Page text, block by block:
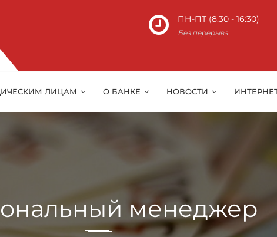
ПН-ПТ (8:30 - 16:30)
Без перерыва
ЛИЦАМ О БАНКЕ НОВОСТИ
менеджер